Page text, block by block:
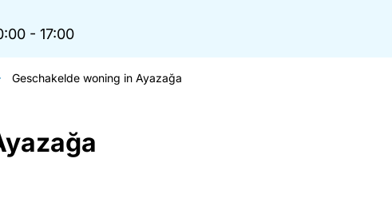
- 17:00
Geschakelde woning in Ayazağa